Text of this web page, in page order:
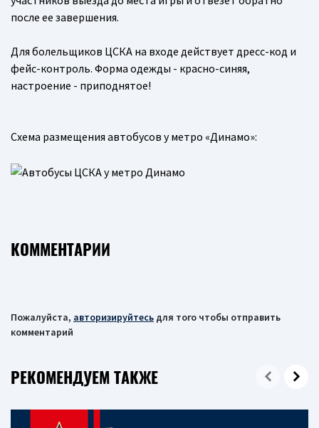
после ее завершения.
Для болельщиков ЦСКА на входе действует дресс-код и
фейс-контроль. Форма одежды - красно-синяя,
настроение - приподнятое!
Схема размещения автобусов у метро «Динамо»:
КОММЕНТАРИИ
Пожалуйста, авторизируйтесь для того чтобы отправить
комментарий
РЕКОМЕНДУЕМ ТАКЖЕ